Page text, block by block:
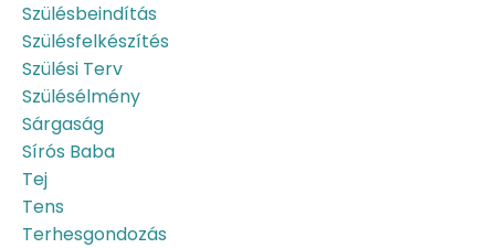
Szülésbeindítás
Szülésfelkészítés
Szülési Terv
Szülésélmény
Sárgaság
Sírós Baba
Tej
Tens
Terhesgondozás